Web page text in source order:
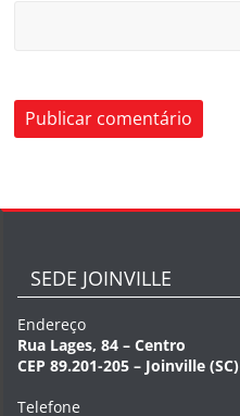
SEDE JOINVILLE
Endereço
Rua Lages, 84 – Centro
CEP 89.201-205 – Joinville (SC)
Telefone